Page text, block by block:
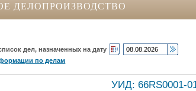
ДЕЛОПРОИЗВОДСТВО
дел, назначенных на дату
по делам
УИД: 66RS0001-